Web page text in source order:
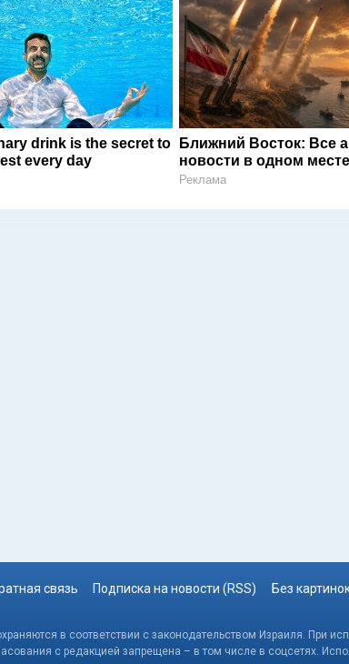
drink is the secret to
every day
Ближний Восток: Все
новости в одном месте
Реклама
связь Подписка на новости (RSS) Без
в соответствии с законодательством Израиля. При
с редакцией запрещена – в том числе в соцсетях.